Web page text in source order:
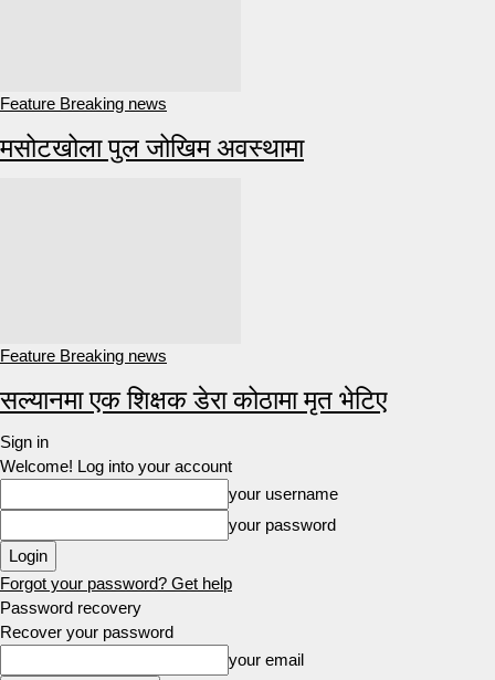
Feature Breaking news
मसोटखोला पुल जोखिम अवस्थामा
Feature Breaking news
सल्यानमा एक शिक्षक डेरा कोठामा मृत भेटिए
Sign in
Welcome! Log into your account
your username
your password
Forgot your password? Get help
Password recovery
Recover your password
your email